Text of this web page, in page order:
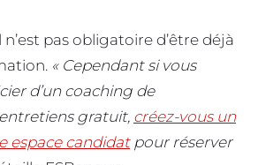
pas obligatoire d’être déjà
« Cependant si vous
d’un coaching de
gratuit, créez-vous un
espace candidatpour réserver